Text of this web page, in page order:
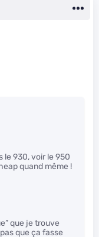
le 930, voir le 950
quand même !
que je trouve
que ça fasse